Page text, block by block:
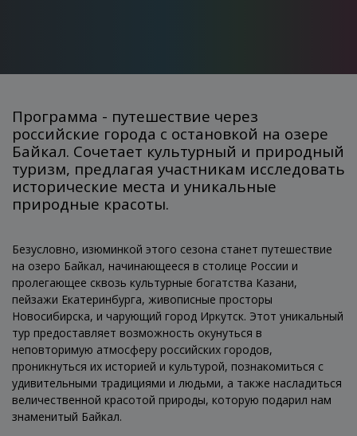
Программа - путешествие через
российские города с остановкой на озере
Байкал. Сочетает культурный и природный
туризм, предлагая участникам исследовать
исторические места и уникальные
природные красоты.
Безусловно, изюминкой этого сезона станет путешествие
на озеро Байкал, начинающееся в столице России и
пролегающее сквозь культурные богатства Казани,
пейзажи Екатеринбурга, живописные просторы
Новосибирска, и чарующий город Иркутск. Этот уникальный
тур предоставляет возможность окунуться в
неповторимую атмосферу российских городов,
проникнуться их историей и культурой, познакомиться с
удивительными традициями и людьми, а также насладиться
величественной красотой природы, которую подарил нам
знаменитый Байкал.